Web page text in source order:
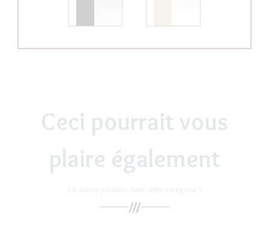
Ceci pourrait vous
plaire également